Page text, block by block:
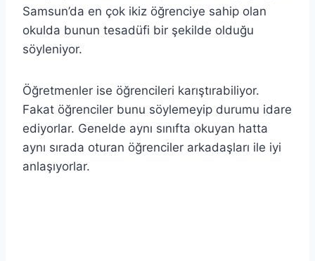
Samsun’da en çok ikiz öğrenciye sahip olan
okulda bunun tesadüfi bir şekilde olduğu
söyleniyor.
Öğretmenler ise öğrencileri karıştırabiliyor.
Fakat öğrenciler bunu söylemeyip durumu idare
ediyorlar. Genelde aynı sınıfta okuyan hatta
aynı sırada oturan öğrenciler arkadaşları ile iyi
anlaşıyorlar.